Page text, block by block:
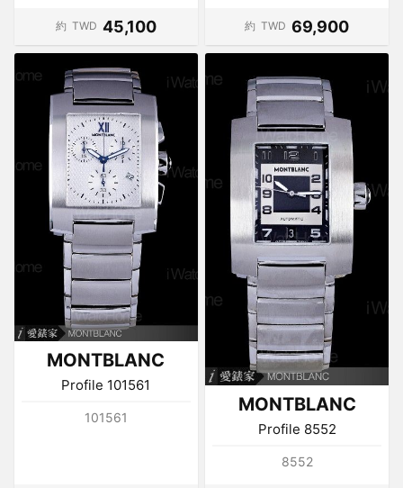
約 TWD 45,100 約 TWD 69,900
MONTBLANC
Profile 101561
101561
MONTBLANC
Profile 8552
8552